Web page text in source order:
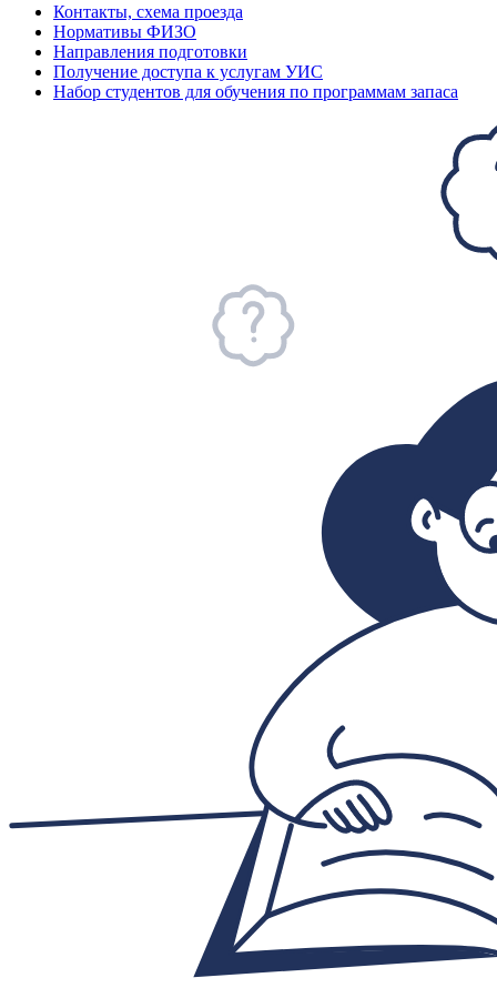
Контакты, схема проезда
Нормативы ФИЗО
Направления подготовки
Получение доступа к услугам УИС
Набор студентов для обучения по программам запаса